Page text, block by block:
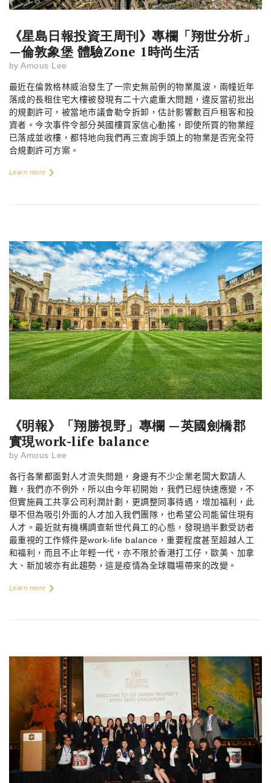
《星島日報投資王周刊》專欄「翔世分析」
—倫敦象堡 體驗Zone 1時尚生活
by Amous Lee
最近在倫敦格林威治發生了一宗史無前例的物業風波，兩幢近年
落成的長租住宅大樓被發現有二十六處重大問題，違反當初批出
的規劃許可，被當地市議會勒令拆卸，估計影響數百戶租客和投
資者。今次事件令部分英國樓買家信心動搖，即使所買的物業經
已落成並收樓，都特地向我們再三查詢手頭上的物業是否完全符
合規劃許可方案。
Learn more
《明報》「翔勝視野」專欄 —英國劍橋郡
實現work-life balance
by Amous Lee
各行各業都面對人才流失問題，身邊有不少企業老闆大歎請人
難，我們亦不例外，所以由今年初開始，我們已經快速應變，不
但實施員工共享公司利潤計劃，更調整同事待遇，增加福利，此
舉不但為吸引外面的人才加入我們團隊，也希望公司能留住現有
人才。最近就有機構調查新世代員工的心態，發現過半數受訪者
最重視的工作條件是work-life balance ，重要程度甚至超越人工
和福利，而且不止年輕一代，亦不限於香港打工仔，歐美、加拿
大、新加坡亦有此趨勢，這是疫情為全球職場帶來的改變。
Learn more